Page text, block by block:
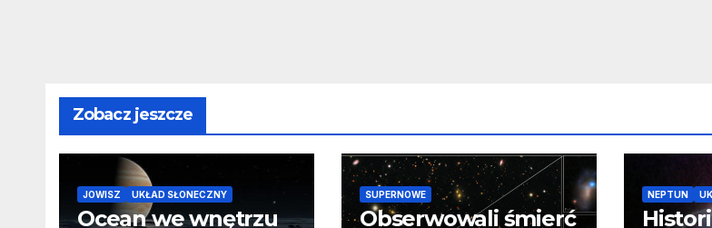
Zobacz jeszcze
JOWISZ UKŁAD SŁONECZNY
Ocean we wnętrzu
SUPERNOWE
Obserwowali śmierć
NEPTUN